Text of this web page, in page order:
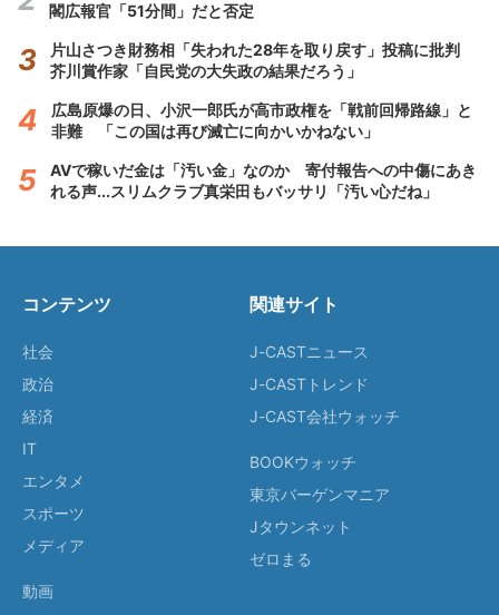
閣広報官「51分間」だと否定
片山さつき財務相「失われた28年を取り戻す」投稿に批判
芥川賞作家「自民党の大失政の結果だろう」
広島原爆の日、小沢一郎氏が高市政権を「戦前回帰路線」と
非難 「この国は再び滅亡に向かいかねない」
AVで稼いだ金は「汚い金」なのか 寄付報告への中傷にあき
れる声...スリムクラブ真栄田もバッサリ「汚い心だね」
コンテンツ
社会
政治
経済
IT
エンタメ
スポーツ
メディア
動画
関連サイト
J-CASTニュース
J-CASTトレンド
J-CAST会社ウォッチ
BOOKウォッチ
東京バーゲンマニア
Jタウンネット
ゼロまる